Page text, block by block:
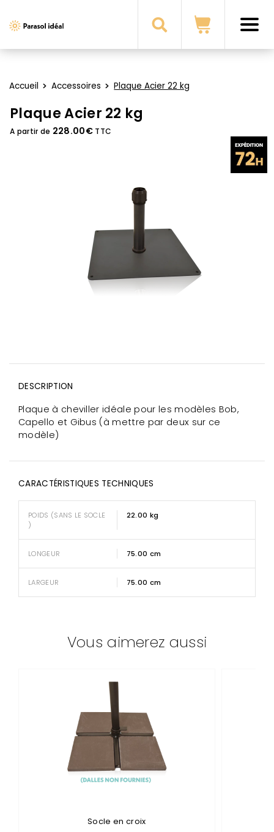
Parasol
Accueil Accessoires Plaque Acier 22 kg
Plaque Acier 22 kg
A partir de 228.00€ TTC
DESCRIPTION
Plaque à cheviller idéale pour les modèles Bob,
Capello et Gibus (à mettre par deux sur ce
modèle)
CARACTÉRISTIQUES TECHNIQUES
POIDS (SANS LE SOCLE
)
22.00 kg
LONGEUR 75.00 cm
LARGEUR 75.00 cm
Vous aimerez aussi
Socle en croix